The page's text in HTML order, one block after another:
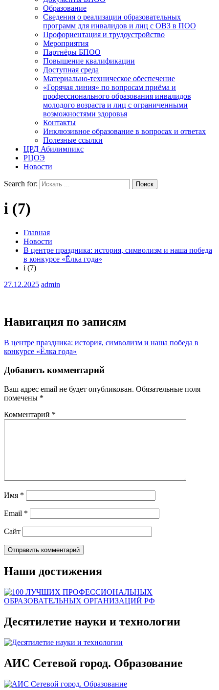
Образование
Сведения о реализации образовательных
программ для инвалидов и лиц с ОВЗ в ПОО
Профориентация и трудоустройство
Мероприятия
Партнёры БПОО
Повышение квалификации
Доступная среда
Материально-техническое обеспечение
«Горячая линия» по вопросам приёма и
профессионального образования инвалидов
молодого возраста и лиц с ограниченными
возможностями здоровья
Контакты
Инклюзивное образование в вопросах и ответах
Полезные ссылки
ЦРД Абилимпикс
РЦОЭ
Новости
Search for:
i (7)
Главная
Новости
В центре праздника: история, символизм и наша победа
в конкурсе «Ёлка года»
i (7)
27.12.2025 admin
Навигация по записям
В центре праздника: история, символизм и наша победа в
конкурсе «Ёлка года»
Добавить комментарий
Ваш адрес email не будет опубликован. Обязательные поля
помечены *
Комментарий *
Имя *
Email *
Сайт
Наши достижения
Десятилетие науки и технологии
АИС Сетевой город. Образование